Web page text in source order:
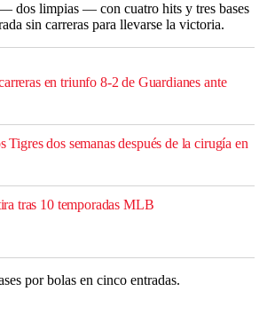
dos limpias — con cuatro hits y tres bases
sin carreras para llevarse la victoria.
en triunfo 8-2 de Guardianes ante
dos semanas después de la cirugía en
tras 10 temporadas MLB
por bolas en cinco entradas.